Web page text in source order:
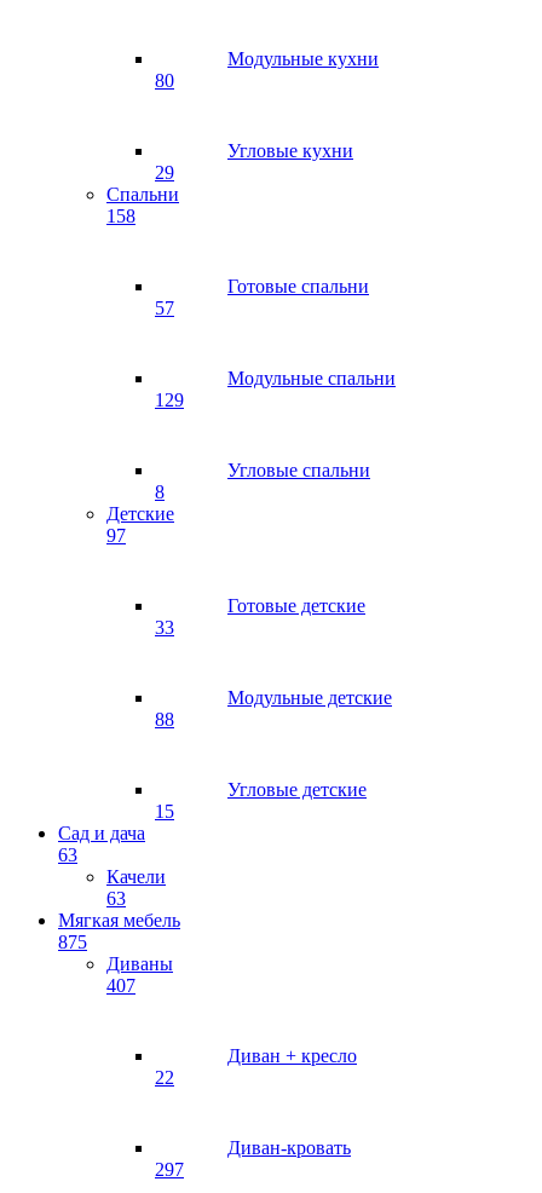
Модульные кухни
80
Угловые кухни
29
Спальни
158
Готовые спальни
57
Модульные спальни
129
Угловые спальни
8
Детские
97
Готовые детские
33
Модульные детские
88
Угловые детские
15
Сад и дача
63
Качели
63
Мягкая мебель
875
Диваны
407
Диван + кресло
22
Диван-кровать
297